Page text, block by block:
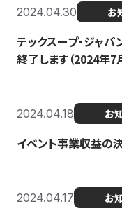
2024.04.30 お
テックスープ・ジャ
終了します（2024年7
2024.04.18 お
イベント事業収益の
2024.04.17 お